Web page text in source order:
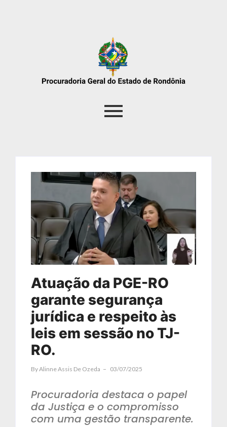
Atuação da PGE-RO
garante segurança
jurídica e respeito às
leis em sessão no TJ-
RO.
ByAlinne Assis De Ozeda 03/07/2025
Procuradoria destaca o papel
da Justiça e o compromisso
com uma gestão transparente.